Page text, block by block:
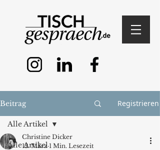
Beitrag Registrieren
Alle Artikel
Alle Artikel
Christine Dicker
12. März 1 Min. Lesezeit